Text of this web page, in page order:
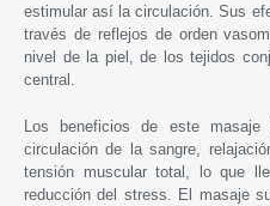
estimular así la circulación. Sus
través de reflejos de orden
nivel de la piel, de los tejidos
central.
Los beneficios de este
circulación de la sangre,
tensión muscular total, lo que
reducción del stress. El masaje